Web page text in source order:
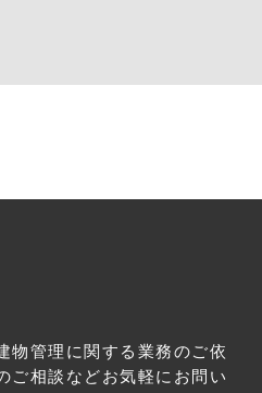
物管理に関する業務のご依
ご相談などお気軽にお問い